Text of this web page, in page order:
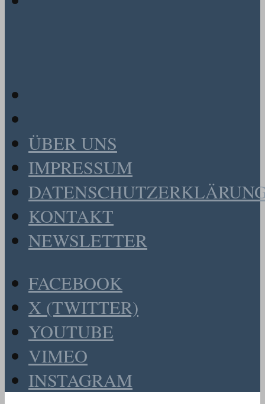
ÜBER UNS
IMPRESSUM
KONTAKT
NEWSLETTER
FACEBOOK
X (TWITTER)
YOUTUBE
VIMEO
INSTAGRAM